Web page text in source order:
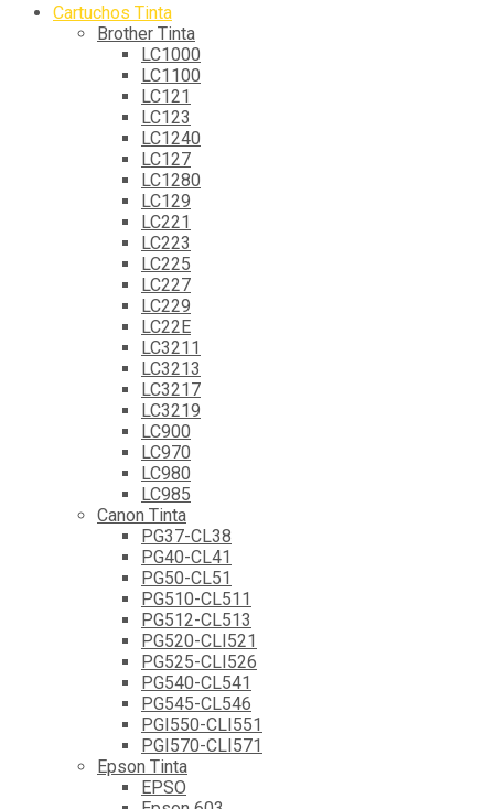
Cartuchos Tinta
Brother Tinta
LC1000
LC1100
LC121
LC123
LC1240
LC127
LC1280
LC129
LC221
LC223
LC225
LC227
LC229
LC22E
LC3211
LC3213
LC3217
LC3219
LC900
LC970
LC980
LC985
Canon Tinta
PG37-CL38
PG40-CL41
PG50-CL51
PG510-CL511
PG512-CL513
PG520-CLI521
PG525-CLI526
PG540-CL541
PG545-CL546
PGI550-CLI551
PGI570-CLI571
Epson Tinta
EPSO